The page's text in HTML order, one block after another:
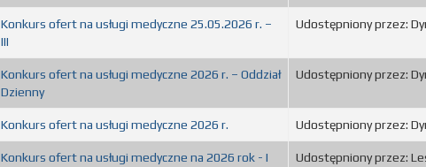
Konkurs ofert na usługi medyczne 25.05.2026 r. –
III
Udostępniony przez:
Konkurs ofert na usługi medyczne 2026 r. – Oddział
Dzienny
Udostępniony przez:
Konkurs ofert na usługi medyczne 2026 r. Udostępniony przez:
Konkurs ofert na usługi medyczne na 2026 rok - I
Udostępniony przez: